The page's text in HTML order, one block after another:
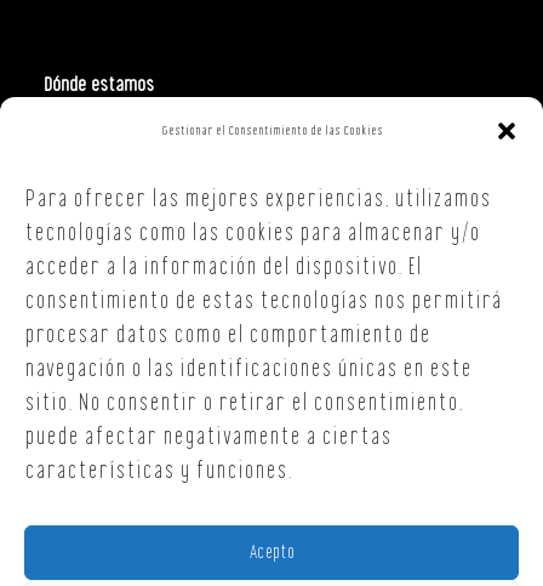
Gestionar el Consentimiento de las Cookies
Para ofrecer las mejores experiencias, utilizamos
tecnologías como las cookies para almacenar y/o
acceder a la información del dispositivo. El
consentimiento de estas tecnologías nos permitirá
procesar datos como el comportamiento de
navegación o las identificaciones únicas en este
sitio. No consentir o retirar el consentimiento,
puede afectar negativamente a ciertas
características y funciones.
Acepto
Dónde estamos
Polign. Ind. Costa Vella
15707, Santiago de Compostela
A Coruña
T. +34 654 30 90 36